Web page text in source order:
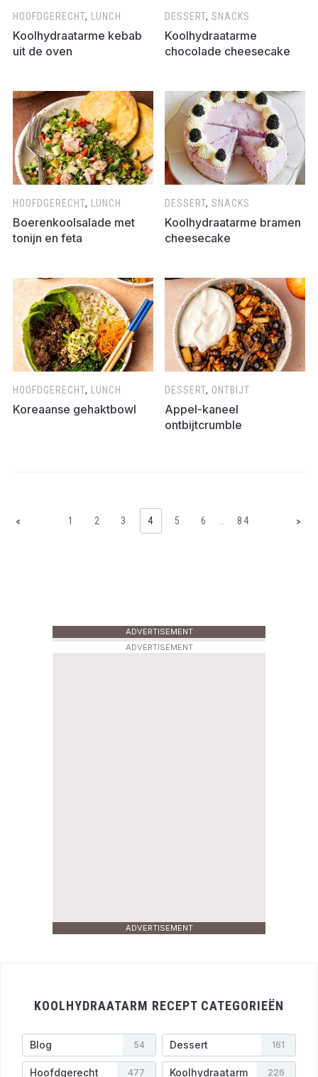
HOOFDGERECHT, LUNCH
Koolhydraatarme kebab
uit de oven
DESSERT,SNACKS
Koolhydraatarme
chocolade cheesecake
HOOFDGERECHT, LUNCH
Boerenkoolsalade met
tonijn en feta
DESSERT,SNACKS
Koolhydraatarme bramen
cheesecake
HOOFDGERECHT, LUNCH
Koreaanse gehaktbowl
DESSERT, ONTBIJT
Appel-kaneel
ontbijtcrumble
< 1 2 3 4 5 6 84 >
ADVERTISEMENT
ADVERTISEMENT
ADVERTISEMENT
KOOLHYDRAATARM RECEPT CATEGORIEËN
Blog 54 Dessert 161
Hoofdgerecht 477 Koolhydraatarm 226